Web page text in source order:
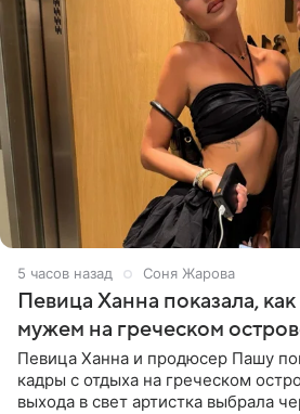
5 часов назад Соня Жарова
Певица Ханна показала,
мужем на греческом
Певица Ханна и продюсер Пашу
кадры с отдыха на греческом
выхода в свет артистка выбрала